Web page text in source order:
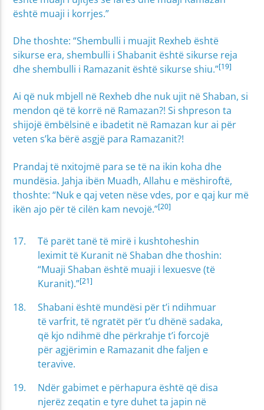
është muaji i korrjes.”
Dhe thoshte: “Shembulli i muajit Rexheb është
sikurse era, shembulli i Shabanit është sikurse reja
dhe shembulli i Ramazanit është sikurse shiu.”[19]
Ai që nuk mbjell në Rexheb dhe nuk ujit në Shaban, si
mendon që të korrë në Ramazan?! Si shpreson ta
shijojë ëmbëlsinë e ibadetit në Ramazan kur ai për
veten s’ka bërë asgjë para Ramazanit?!
Prandaj të nxitojmë para se të na ikin koha dhe
mundësia. Jahja ibën Muadh, Allahu e mëshiroftë,
thoshte: “Nuk e qaj veten nëse vdes, por e qaj kur më
ikën ajo për të cilën kam nevojë.”[20]
Të parët tanë të mirë i kushtoheshin
leximit të Kuranit në Shaban dhe thoshin:
“Muaji Shaban është muaji i lexuesve (të
Kuranit).”[21]
Shabani është mundësi për t’i ndihmuar
të varfrit, të ngratët për t’u dhënë sadaka,
që kjo ndihmë dhe përkrahje t’i forcojë
për agjërimin e Ramazanit dhe faljen e
teravive.
Ndër gabimet e përhapura është që disa
njerëz zeqatin e tyre duhet ta japin në